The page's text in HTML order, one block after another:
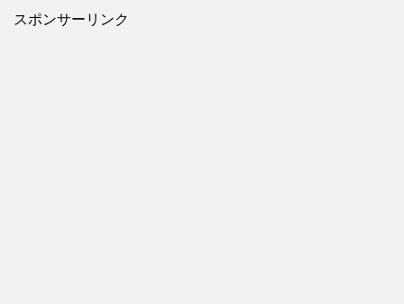
スポンサーリンク